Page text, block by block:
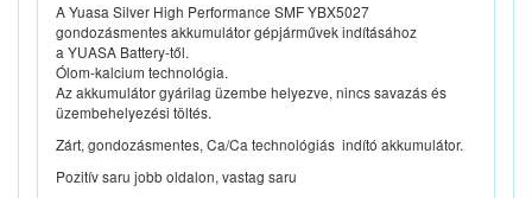
A Yuasa Silver High Performance SMF YBX5027
gondozásmentes akkumulátor gépjárművek indításához
a YUASA Battery-től.
Ólom-kalcium technológia.
Az akkumulátor gyárilag üzembe helyezve, nincs savazás és
üzembehelyezési töltés.
Zárt, gondozásmentes, Ca/Ca technológiás indító akkumulátor.
Pozitív saru jobb oldalon, vastag saru